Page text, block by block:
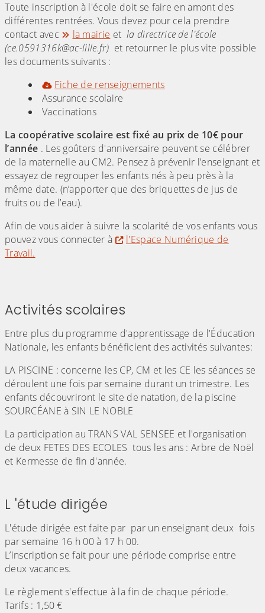
Toute inscription à l'école doit se faire en amont des
différentes rentrées. Vous devez pour cela prendre
contact avec
la mairie et la directrice de l'école
(ce.0591316k@ac-lille.fr) et retourner le plus vite possible
les documents suivants :
Fiche de renseignements
Assurance scolaire
Vaccinations
La coopérative scolaire est fixé au prix de 10€ pour
l’année . Les goûters d'anniversaire peuvent se célébrer
de la maternelle au CM2. Pensez à prévenir l’enseignant et
essayez de regrouper les enfants nés à peu près à la
même date. (n’apporter que des briquettes de jus de
fruits ou de l’eau).
Afin de vous aider à suivre la scolarité de vos enfants vous
pouvez vous connecter à
l'Espace Numérique de
Travail.
Activités scolaires
Entre plus du programme d'apprentissage de l'Éducation
Nationale, les enfants bénéficient des activités suivantes:
LA PISCINE : concerne les CP, CM et les CE les séances se
déroulent une fois par semaine durant un trimestre. Les
enfants découvriront le site de natation, de la piscine
SOURCÉANE à SIN LE NOBLE
La participation au TRANS VAL SENSEE et l'organisation
de deux FETES DES ECOLES tous les ans : Arbre de Noël
et Kermesse de fin d'année.
L 'étude dirigée
L'étude dirigée est faite par par un enseignant deux fois
par semaine 16 h 00 à 17 h 00.
L’inscription se fait pour une période comprise entre
deux vacances.
Le règlement s'effectue à la fin de chaque période.
Tarifs : 1,50 €